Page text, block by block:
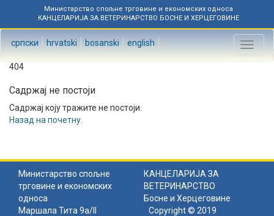
Министарство спољне трговине и економских односа
КАНЦЕЛАРИЈА ЗА ВЕТЕРИНАРСТВО БОСНЕ И ХЕРЦЕГОВИНЕ
српски hrvatski bosanski english
Toggle
404
Садржај не постоји
Садржај коју тражите не постоји.
Назад на почетну
Министарство спољне
трговине и економских
односа
КАНЦЕЛАРИЈА ЗА
ВЕТЕРИНАРСТВО
Босне и Херцеговине
Маршала Тита 9а/II
Copyright © 2019